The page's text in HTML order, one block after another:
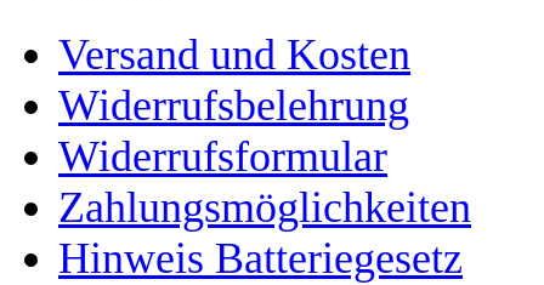
Versand und Kosten
Widerrufsbelehrung
Widerrufsformular
Zahlungsmöglichkeiten
Hinweis Batteriegesetz